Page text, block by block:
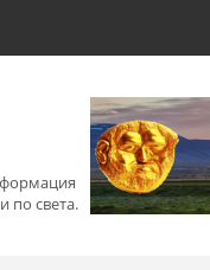
по света.